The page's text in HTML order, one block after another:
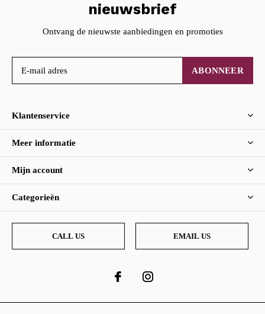
nieuwsbrief
Ontvang de nieuwste aanbiedingen en promoties
ABONNEER
Klantenservice
Meer informatie
Mijn account
Categorieën
CALL US EMAIL US